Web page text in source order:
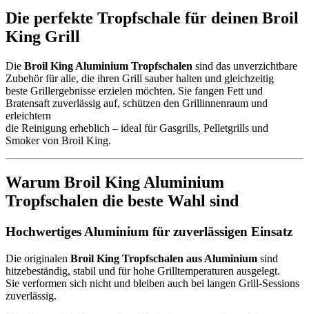
Die perfekte Tropfschale für deinen Broil
King Grill
Die Broil King Aluminium Tropfschalen sind das unverzichtbare
Zubehör für alle, die ihren Grill sauber halten und gleichzeitig
beste Grillergebnisse erzielen möchten. Sie fangen Fett und
Bratensaft zuverlässig auf, schützen den Grillinnenraum und
erleichtern
die Reinigung erheblich – ideal für Gasgrills, Pelletgrills und
Smoker von Broil King.
Warum Broil King Aluminium
Tropfschalen die beste Wahl sind
Hochwertiges Aluminium für zuverlässigen Einsatz
Die originalen Broil King Tropfschalen aus Aluminium sind
hitzebeständig, stabil und für hohe Grilltemperaturen ausgelegt.
Sie verformen sich nicht und bleiben auch bei langen Grill-Sessions
zuverlässig.